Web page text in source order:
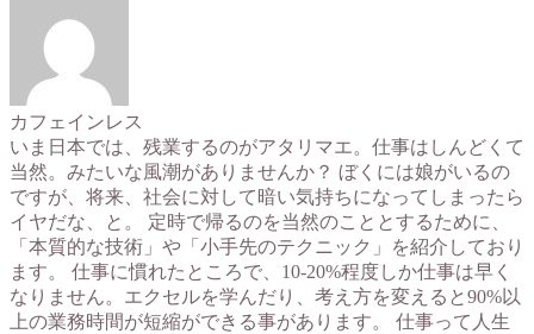
カフェインレス
いま日本では、残業するのがアタリマエ。仕事はしんどくて
当然。みたいな風潮がありませんか？ ぼくには娘がいるの
ですが、将来、社会に対して暗い気持ちになってしまったら
イヤだな、と。 定時で帰るのを当然のこととするために、
「本質的な技術」や「小手先のテクニック」を紹介しており
ます。 仕事に慣れたところで、10-20%程度しか仕事は早く
なりません。エクセルを学んだり、考え方を変えると90%以
上の業務時間が短縮ができる事があります。 仕事って人生